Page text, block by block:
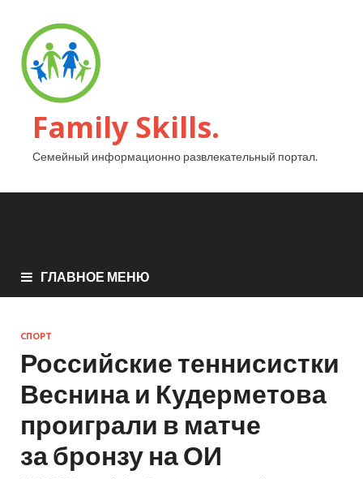
Family Skills.
Семейный информационно развлекательный портал.
ГЛАВНОЕ МЕНЮ
СПОРТ
Российские теннисистки
Веснина и Кудерметова
проиграли в матче
за бронзу на ОИ